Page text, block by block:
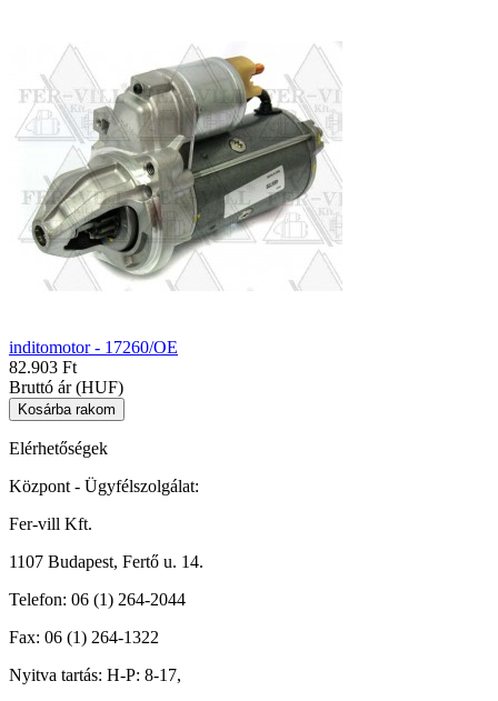
inditomotor - 17260/OE
82.903 Ft
Bruttó ár (HUF)
Elérhetőségek
Központ - Ügyfélszolgálat:
Fer-vill Kft.
1107 Budapest, Fertő u. 14.
Telefon: 06 (1) 264-2044
Fax: 06 (1) 264-1322
Nyitva tartás: H-P: 8-17,